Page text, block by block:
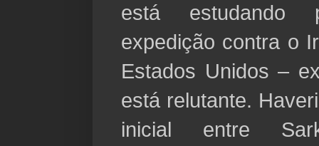
está estudando
expedição contra o
Estados Unidos –
está relutante.
inicial entre